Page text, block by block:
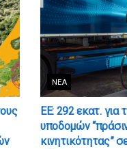
ΝΈΑ
ΕΕ: 292 εκατ. για
υποδομών
κινητικότητας”